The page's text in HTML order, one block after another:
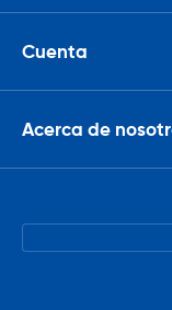
Cuenta
Acerca de